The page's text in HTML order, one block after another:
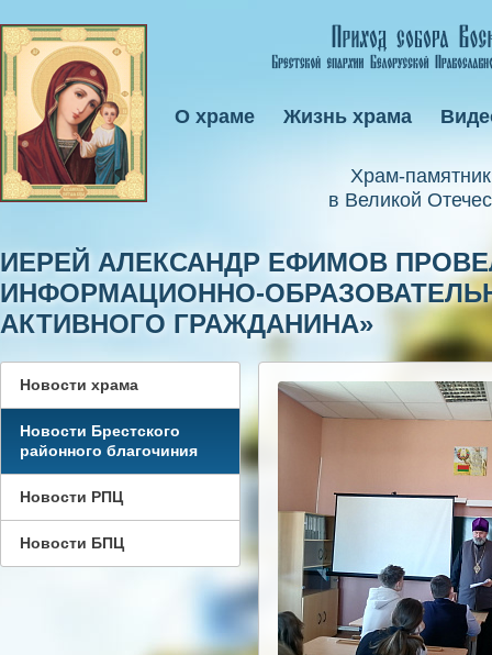
Xрам-
в Великой
О храме Жизнь храма
ИЕРЕЙ АЛЕКСАНДР ЕФИМОВ
ИНФОРМАЦИОННО-
АКТИВНОГО ГРАЖДАНИНА»
Новости храма
Новости Брестского
районного благочиния
Новости РПЦ
Новости БПЦ